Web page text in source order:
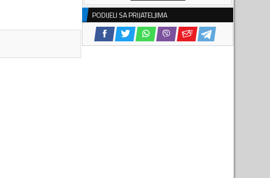
PODIJELI SA PRIJATELJIMA